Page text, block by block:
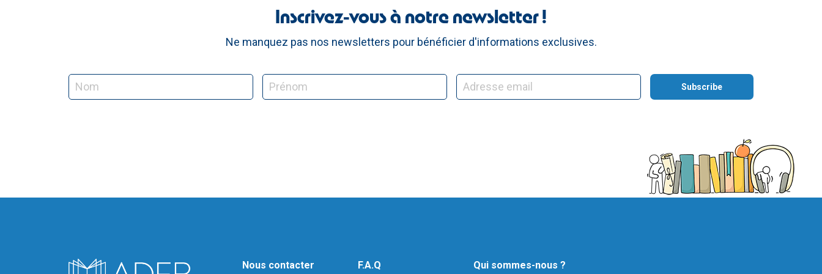
Inscrivez-vous à notre newsletter !
Ne manquez pas nos newsletters pour bénéficier d'informations exclusives.
Nous contacter F.A.Q Qui sommes-nous ?